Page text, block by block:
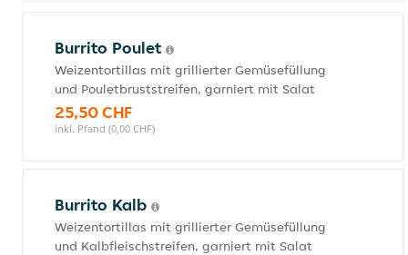
Burrito Poulet
Weizentortillas mit grillierter Gemüsefüllung
und Pouletbruststreifen, garniert mit Salat
25,50 CHF
inkl. Pfand (0,00 CHF)
Burrito Kalb
Weizentortillas mit grillierter Gemüsefüllung
und Kalbfleischstreifen, garniert mit Salat